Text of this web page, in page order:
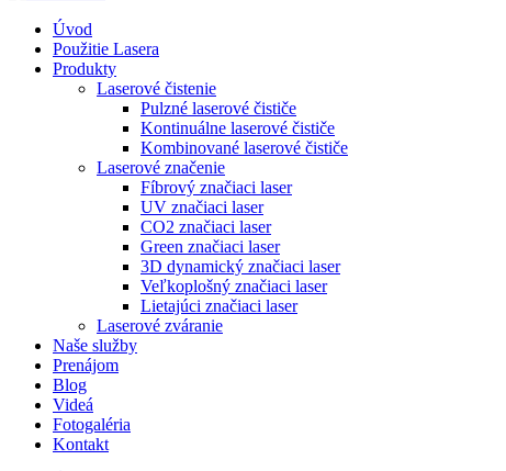
Úvod
Použitie Lasera
Produkty
Laserové čistenie
Pulzné laserové čističe
Kontinuálne laserové čističe
Kombinované laserové čističe
Laserové značenie
Fíbrový značiaci laser
UV značiaci laser
CO2 značiaci laser
Green značiaci laser
3D dynamický značiaci laser
Veľkoplošný značiaci laser
Lietajúci značiaci laser
Laserové zváranie
Naše služby
Prenájom
Blog
Videá
Fotogaléria
Kontakt